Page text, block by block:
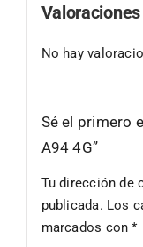
Valoraciones
No hay
Sé el primero
A94 4G”
Tu dirección de
publicada. Los
marcados con*